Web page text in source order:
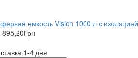
емкость Vision 1000 л с изоляцией
895,20Грн
1-4 дня